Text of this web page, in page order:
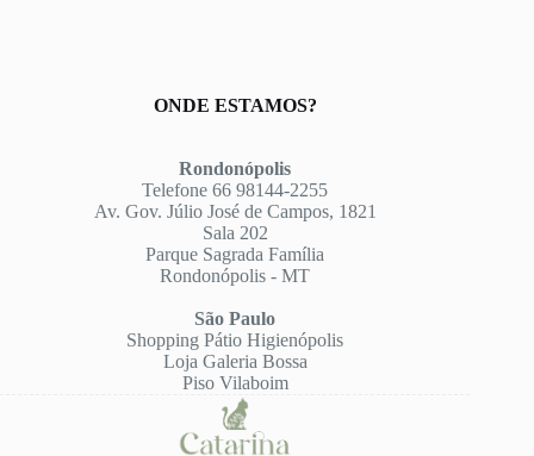
ONDE ESTAMOS?
Rondonópolis
Telefone 66 98144-2255
Av. Gov. Júlio José de Campos, 1821
Sala 202
Parque Sagrada Família
Rondonópolis - MT
São Paulo
Shopping Pátio Higienópolis
Loja Galeria Bossa
Piso Vilaboim